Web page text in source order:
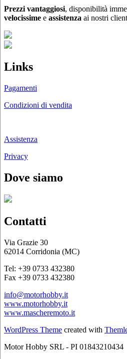
Prezzi vantaggiosi, disponibilità
velocissime e assistenza ai nostri
Links
Pagamenti
Condizioni di vendita
Assistenza
Privacy
Dove siamo
Contatti
Via Grazie 30
62014 Corridonia (MC)
Tel: +39 0733 432380
Fax +39 0733 432380
info@motorhobby.it
www.motorhobby.it
www.mascheremoto.it
WordPress Theme created with
Motor Hobby SRL - PI 01843210434